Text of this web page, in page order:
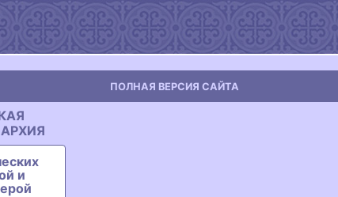
ПОЛНАЯ ВЕРСИЯ САЙТА
и